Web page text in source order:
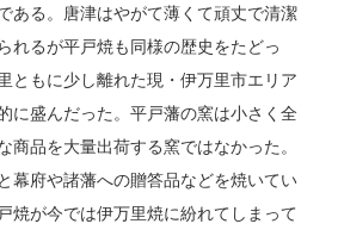
ある。唐津はやがて薄くて頑丈で清潔
れるが平戸焼も同様の歴史をたどっ
ともに少し離れた現・伊万里市エリア
に盛んだった。平戸藩の窯は小さく全
商品を大量出荷する窯ではなかった。
幕府や諸藩への贈答品などを焼いてい
焼が今では伊万里焼に紛れてしまって